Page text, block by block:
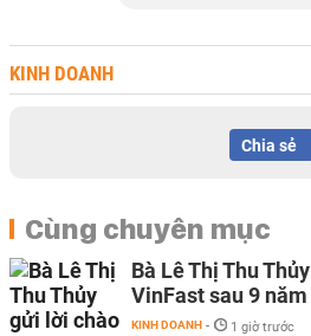
KINH DOANH
Chia sẻ
Cùng chuyên mục
Bà Lê Thị Thu
VinFast sau 9
KINH DOANH - 1 giờ trước